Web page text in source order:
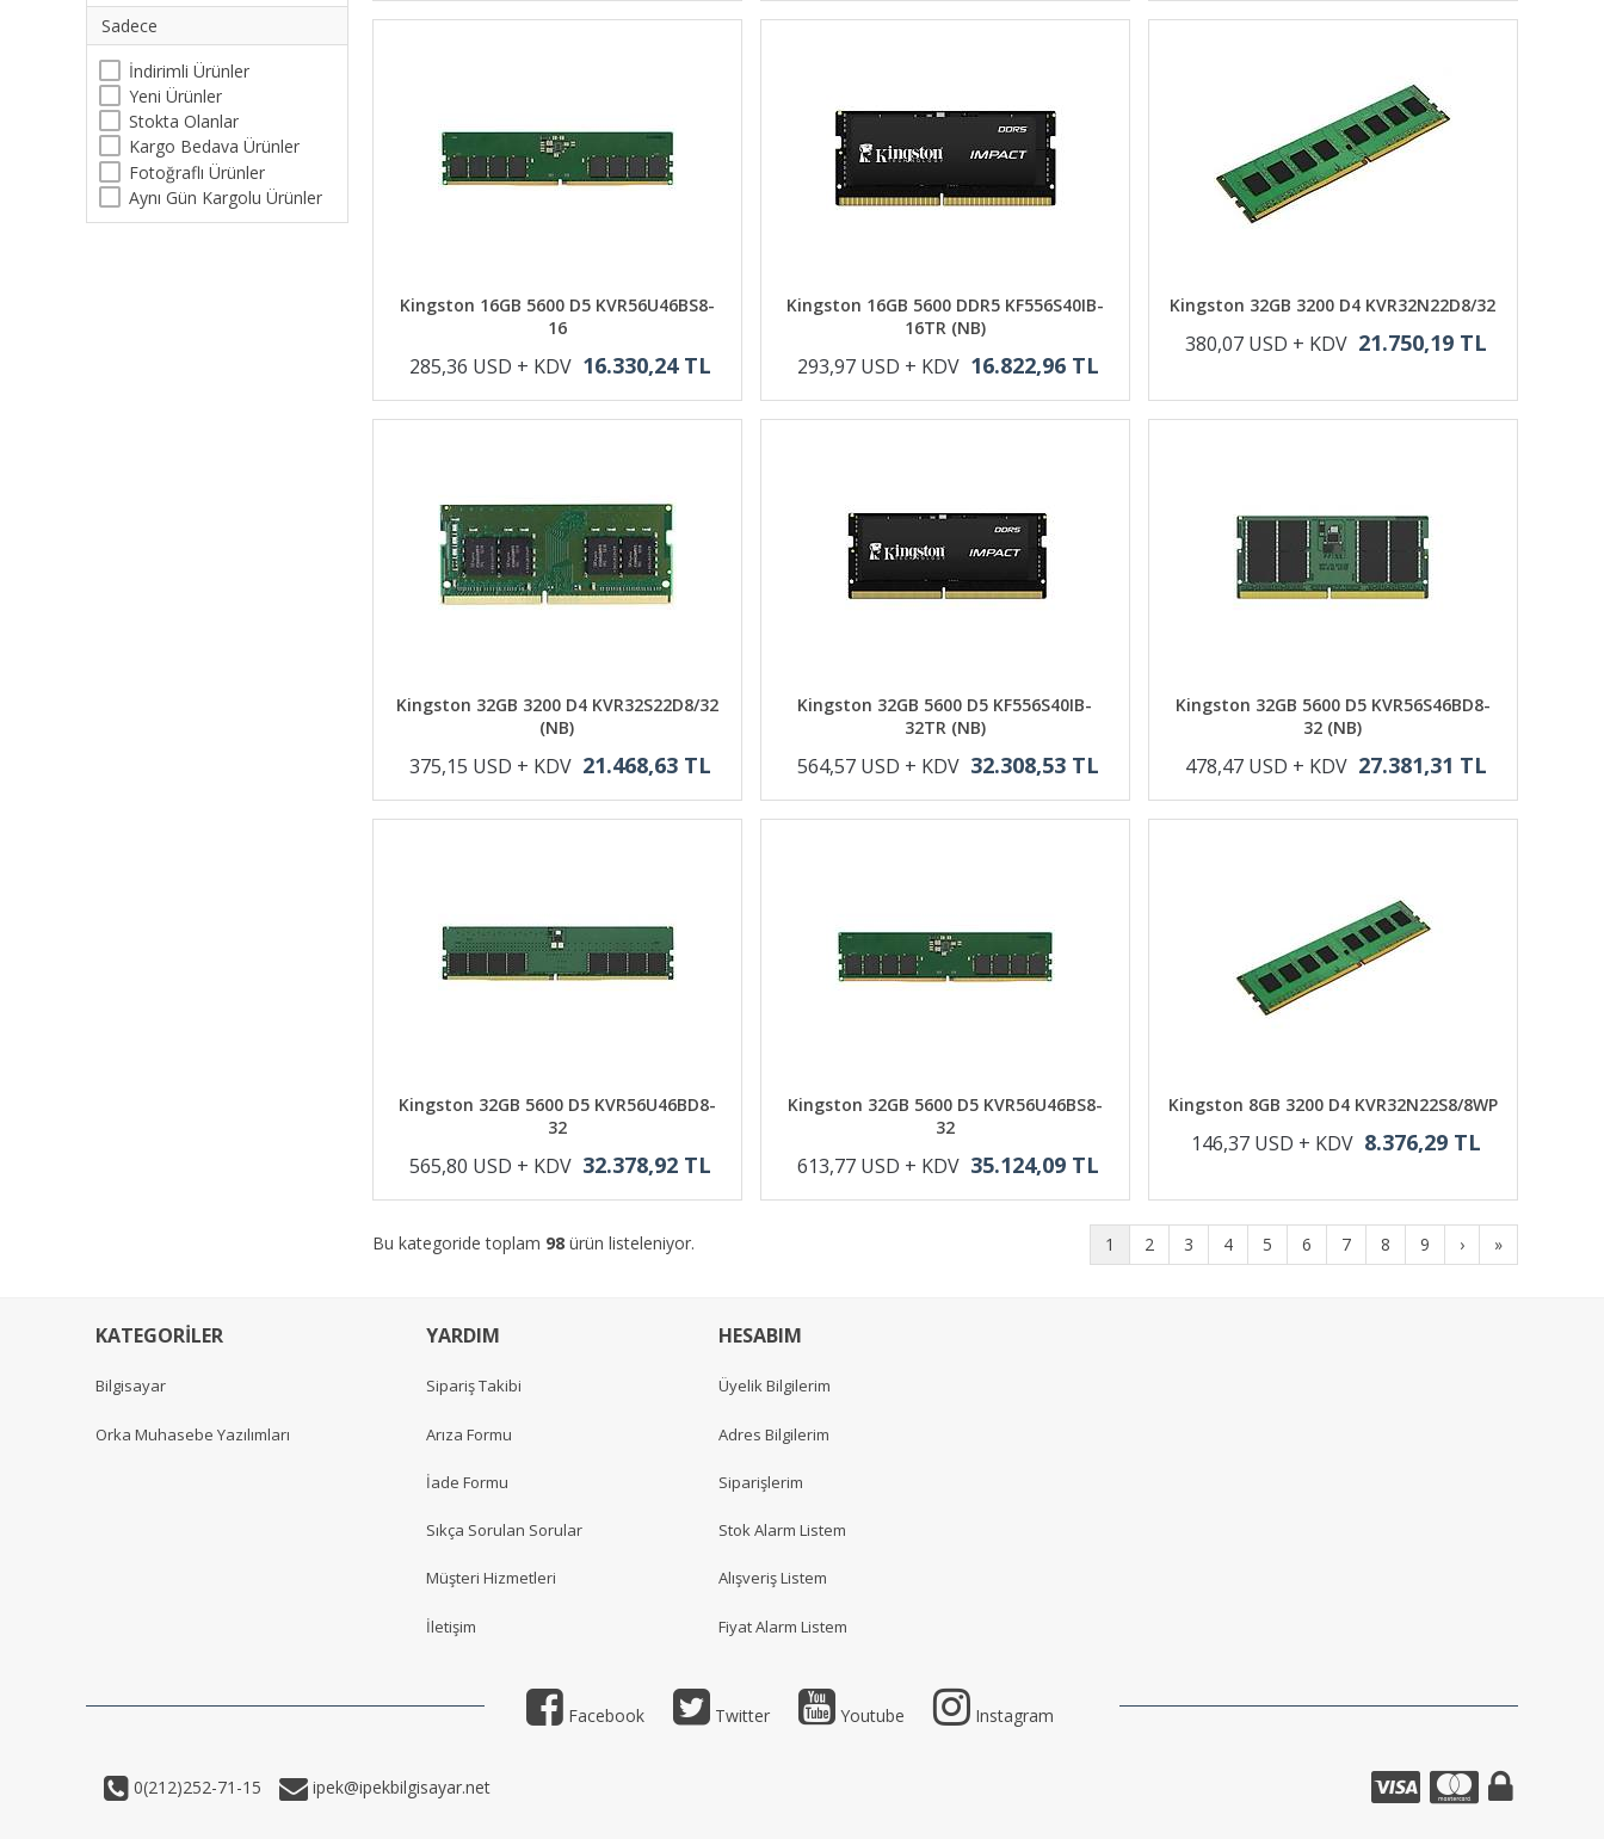
Sadece
İndirimli Ürünler
Yeni Ürünler
Stokta Olanlar
Kargo Bedava Ürünler
Fotoğraflı Ürünler
Aynı Gün Kargolu Ürünler
Kingston 16GB 5600 D5 KVR56U46BS8-
16
285,36 USD + KDV 16.330,24 TL
Kingston 16GB 5600 DDR5 KF556S40IB-
16TR (NB)
293,97 USD + KDV 16.822,96 TL
Kingston 32GB 3200 D4 KVR32N22D8/32
380,07 USD + KDV 21.750,19 TL
Kingston 32GB 3200 D4 KVR32S22D8/32
(NB)
375,15 USD + KDV 21.468,63 TL
Kingston 32GB 5600 D5 KF556S40IB-
32TR (NB)
564,57 USD + KDV 32.308,53 TL
Kingston 32GB 5600 D5 KVR56S46BD8-
32 (NB)
478,47 USD + KDV 27.381,31 TL
Kingston 32GB 5600 D5 KVR56U46BD8-
32
565,80 USD + KDV 32.378,92 TL
Kingston 32GB 5600 D5 KVR56U46BS8-
32
613,77 USD + KDV 35.124,09 TL
Kingston 8GB 3200 D4 KVR32N22S8/8WP
146,37 USD + KDV 8.376,29 TL
Bu kategoride toplam 98 ürün listeleniyor. 1 2 3 4 5 6 7 8 9 › »
KATEGORİLER
Bilgisayar
Orka Muhasebe Yazılımları
YARDIM
Sipariş Takibi
Arıza Formu
İade Formu
Sıkça Sorulan Sorular
Müşteri Hizmetleri
İletişim
HESABIM
Üyelik Bilgilerim
Adres Bilgilerim
Siparişlerim
Stok Alarm Listem
Alışveriş Listem
Fiyat Alarm Listem
Facebook Twitter Youtube Instagram
0(212)252-71-15 ipek@ipekbilgisayar.net